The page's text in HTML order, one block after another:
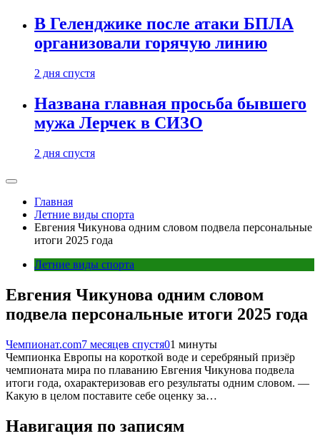
В Геленджике после атаки БПЛА
организовали горячую линию
2 дня спустя
Названа главная просьба бывшего
мужа Лерчек в СИЗО
2 дня спустя
Главная
Летние виды спорта
Евгения Чикунова одним словом подвела персональные
итоги 2025 года
Летние виды спорта
Евгения Чикунова одним словом
подвела персональные итоги 2025 года
Чемпионат.com7 месяцев спустя01 минуты
Чемпионка Европы на короткой воде и серебряный призёр
чемпионата мира по плаванию Евгения Чикунова подвела
итоги года, охарактеризовав его результаты одним словом. —
Какую в целом поставите себе оценку за…
Навигация по записям